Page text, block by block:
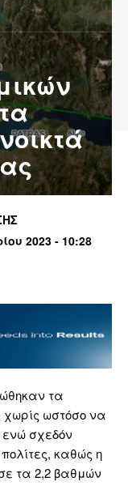
2023 - 10:28
τα
ωστόσο να
ενώ σχεδόν
καθώς η
τα 2,2 βαθμών